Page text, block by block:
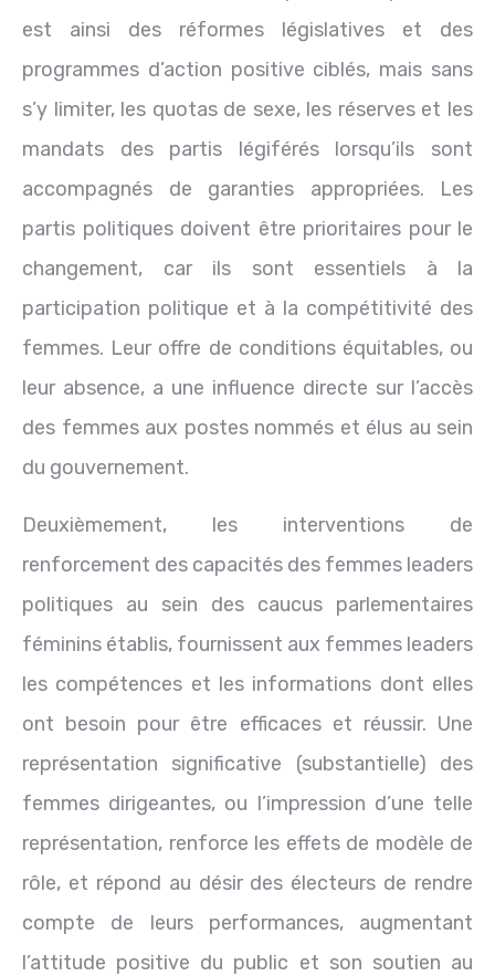
est ainsi des réformes législatives et des
programmes d’action positive ciblés, mais sans
s’y limiter, les quotas de sexe, les réserves et les
mandats des partis légiférés lorsqu’ils sont
accompagnés de garanties appropriées. Les
partis politiques doivent être prioritaires pour le
changement, car ils sont essentiels à la
participation politique et à la compétitivité des
femmes. Leur offre de conditions équitables, ou
leur absence, a une influence directe sur l’accès
des femmes aux postes nommés et élus au sein
du gouvernement.
Deuxièmement, les interventions de
renforcement des capacités des femmes leaders
politiques au sein des caucus parlementaires
féminins établis, fournissent aux femmes leaders
les compétences et les informations dont elles
ont besoin pour être efficaces et réussir. Une
représentation significative (substantielle) des
femmes dirigeantes, ou l’impression d’une telle
représentation, renforce les effets de modèle de
rôle, et répond au désir des électeurs de rendre
compte de leurs performances, augmentant
l’attitude positive du public et son soutien au